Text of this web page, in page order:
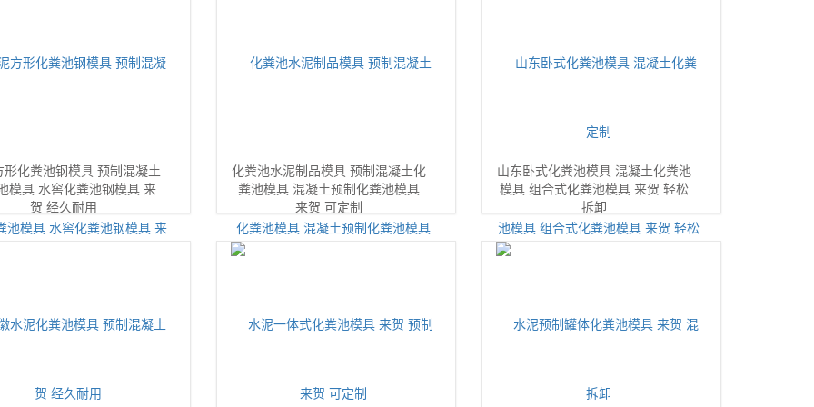
形化粪池钢模具 预制混凝土
模具 水窖化粪池钢模具 来
贺 经久耐用
化粪池水泥制品模具 预制混凝土化
粪池模具 混凝土预制化粪池模具
来贺 可定制
山东卧式化粪池模具 混凝土化粪池
模具 组合式化粪池模具 来贺 轻松
拆卸